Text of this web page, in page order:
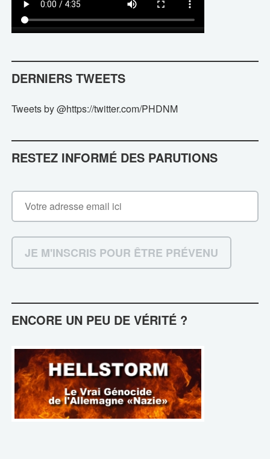
DERNIERS TWEETS
Tweets by @https://twitter.com/PHDNM
RESTEZ INFORMÉ DES PARUTIONS
ENCORE UN PEU DE VÉRITÉ ?